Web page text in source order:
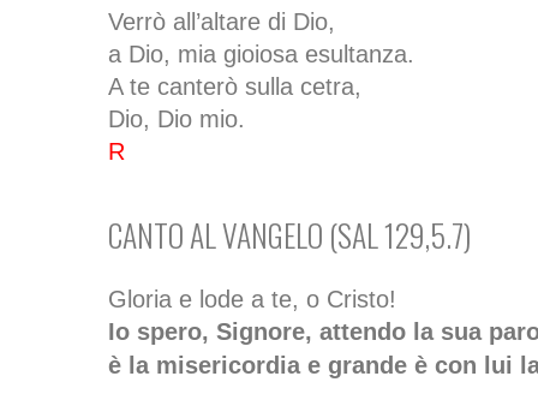
Verrò all’altare di Dio,
a Dio, mia gioiosa esultanza.
A te canterò sulla cetra,
Dio, Dio mio.
R
CANTO AL VANGELO (SAL 129,5.7)
Gloria e lode a te, o Cristo!
Io spero, Signore, attendo la sua
è la misericordia e grande è con lui